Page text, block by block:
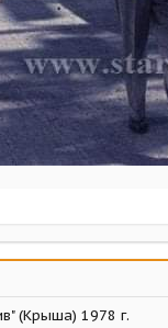
(Крыша) 1978 г.